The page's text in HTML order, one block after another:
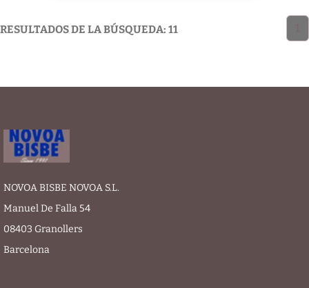
RESULTADOS DE LA BÚSQUEDA: 11
NOVOA BISBE NOVOA S.L.
Manuel De Falla 54
08403 Granollers
Barcelona